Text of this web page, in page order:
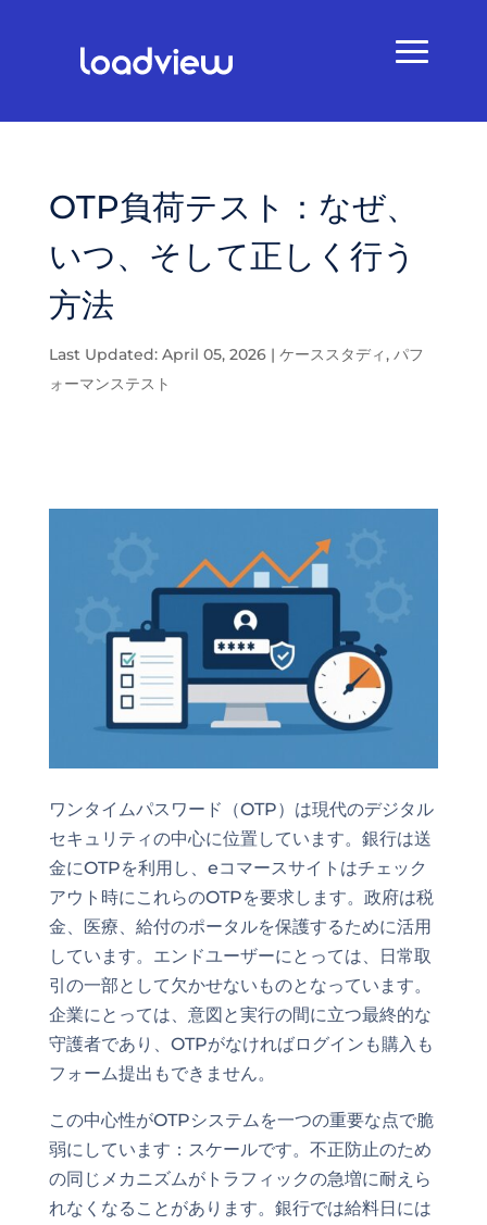
OTP負荷テスト：なぜ、
いつ、そして正しく行う
方法
Last Updated: April 05, 2026| ケーススタディ, パフ
ォーマンステスト
ワンタイムパスワード（OTP）は現代のデジタル
セキュリティの中心に位置しています。銀行は送
金にOTPを利用し、eコマースサイトはチェック
アウト時にこれらのOTPを要求します。政府は税
金、医療、給付のポータルを保護するために活用
しています。エンドユーザーにとっては、日常取
引の一部として欠かせないものとなっています。
企業にとっては、意図と実行の間に立つ最終的な
守護者であり、OTPがなければログインも購入も
フォーム提出もできません。
この中心性がOTPシステムを一つの重要な点で脆
弱にしています：スケールです。不正防止のため
の同じメカニズムがトラフィックの急増に耐えら
れなくなることがあります。銀行では給料日には